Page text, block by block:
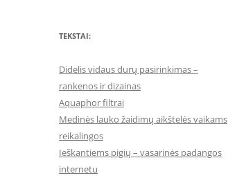
TEKSTAI:
Didelis vidaus durų pasirinkimas –
rankenos ir dizainas
Aquaphor filtrai
Medinės lauko žaidimų aikštelės vaikams
reikalingos
Ieškantiems pigių – vasarinės padangos
internetu